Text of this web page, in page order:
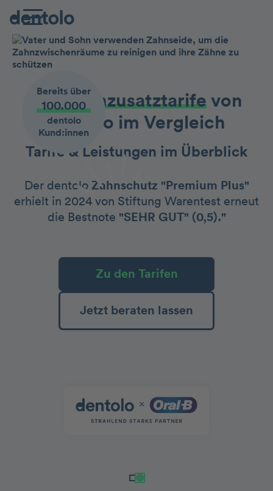
Die Zahnzusatztarifevon
dentolo im Vergleich
Tarife & Leistungen im Überblick
Der dentolo Zahnschutz "Premium Plus"
erhielt in 2024 von Stiftung Warentest erneut
die Bestnote "SEHR GUT" (0,5)."
Bereits über
100.000
dentolo
Kund:innen
Zu den Tarifen
Jetzt beraten lassen